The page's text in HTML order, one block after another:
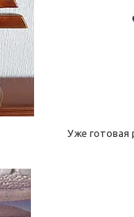
Уже готовая